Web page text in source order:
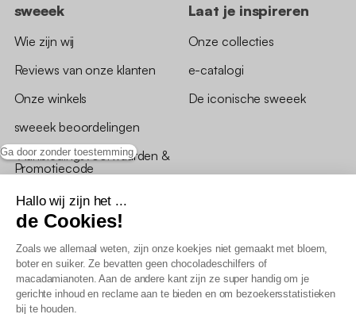
Ga door zonder toestemming
Hallo wij zijn het ...
de Cookies!
Zoals we allemaal weten, zijn onze koekjes niet gemaakt met bloem,
boter en suiker. Ze bevatten geen chocoladeschilfers of
macadamianoten. Aan de andere kant zijn ze super handig om je
gerichte inhoud en reclame aan te bieden en om bezoekersstatistieken
bij te houden.
sweeek
Wie zijn wij
Reviews van onze klanten
Onze winkels
sweeek beoordelingen
*Aanbiedingsvoorwaarden &
Promotiecode
Laat je inspireren
Onze collecties
e-catalogi
De iconische sweeek
Algemene verkoopsvoorwaarden
AV loyaliteitsprogramma
Beleid persoonsgegevens